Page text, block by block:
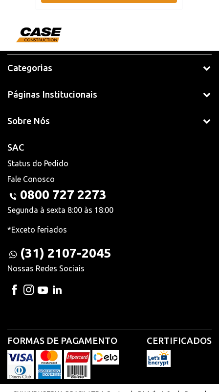
Categorias
Páginas Institucionais
Sobre Nós
SAC
Status do Pedido
Fale Conosco
0800 727 2273
Segunda à sexta 8:00 às 18:00
*Exceto feriados
(31) 2107-2045
Nossas Redes Sociais
FORMAS DE PAGAMENTO CERTIFICADOS